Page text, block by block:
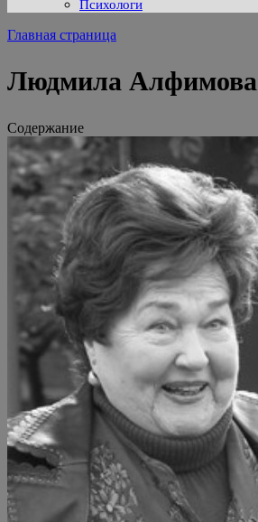
Психологи
Главная страница
Людмила Алфимова
Содержание